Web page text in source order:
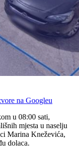
na Googleu
u 08:00 sati,
mjesta u naselju
Marina Kneževića,
dolaca.